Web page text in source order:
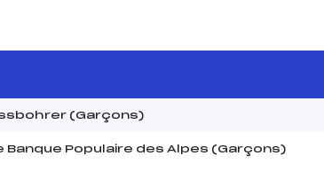
(Garçons)
Banque Populaire des Alpes (Garçons)